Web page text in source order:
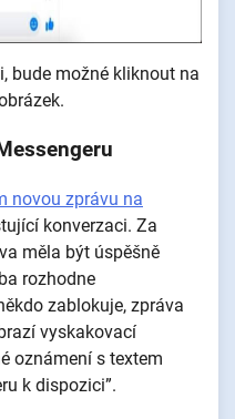
bude možné kliknout na
novou zprávu na
konverzaci. Za
měla být úspěšně
rozhodne
zablokuje, zpráva
vyskakovací
oznámení s textem
k dispozici”.